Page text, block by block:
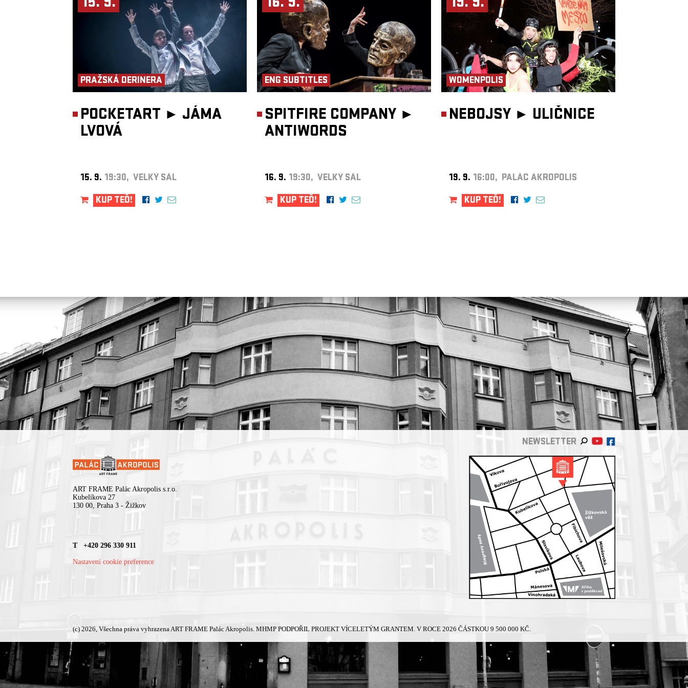
PRAŽSKÁ DERINERA
POCKETART ► JÁMA
LVOVÁ
15. 9. 19:30, VELKÝ SÁL
KUP TEĎ!
ENG SUBTITLES
SPITFIRE COMPANY ►
ANTIWORDS
16. 9. 19:30, VELKÝ SÁL
KUP TEĎ!
WOMENPOLIS
NEBOJSY ► ULIČNICE
19. 9. 16:00, PALÁC AKROPOLIS
KUP TEĎ!
NEWSLETTER
ART FRAME Palác Akropolis s.r.o.
Kubelíkova 27
130 00, Praha 3 - Žižkov
T +420 296 330 911
Nastavení cookie preference
(c) 2026, Všechna práva vyhrazena ART FRAME Palác Akropolis. MHMP PODPOŘIL PROJEKT VÍCELETÝM GRANTEM. V ROCE 2026 ČÁSTKOU 9 500 000 KČ.